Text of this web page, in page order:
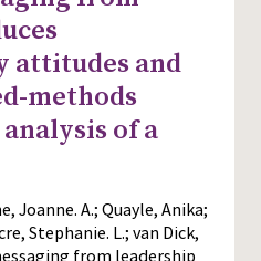
attitudes and
methods
of a
Joanne. A.; Quayle, Anika;
Stephanie. L.; van Dick,
from leadership